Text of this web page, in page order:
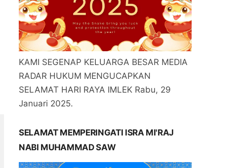
KAMI SEGENAP KELUARGA BESAR MEDIA
RADAR HUKUM MENGUCAPKAN
SELAMAT HARI RAYA IMLEK Rabu, 29
Januari 2025.
SELAMAT MEMPERINGATI ISRA MI'RAJ
NABI MUHAMMAD SAW